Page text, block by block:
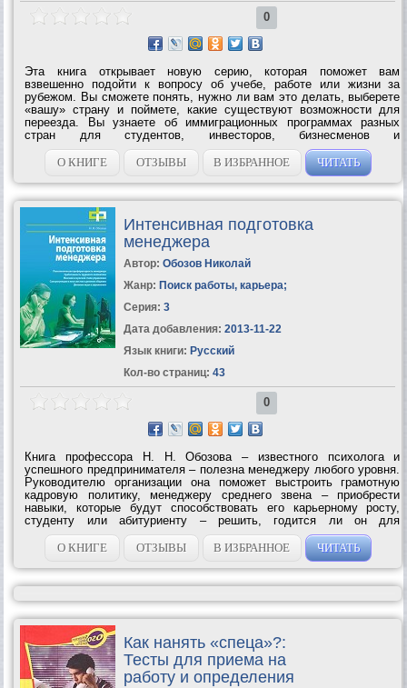
0
Эта книга открывает новую серию, которая поможет вам
взвешенно подойти к вопросу об учебе, работе или жизни за
рубежом. Вы сможете понять, нужно ли вам это делать, выберете
«вашу» страну и поймете, какие существуют возможности для
переезда. Вы узнаете об иммиграционных программах разных
стран для студентов, инвесторов, бизнесменов и
высококвалифицированных специалистов. И главное – сможете
составить подробный план действий. Книга...
О КНИГЕ ОТЗЫВЫ В ИЗБРАННОЕ ЧИТАТЬ
Интенсивная подготовка
менеджера
Автор: Обозов Николай
Жанр: Поиск работы, карьера;
Серия: 3
Дата добавления: 2013-11-22
Язык книги: Русский
Кол-во страниц: 43
0
Книга профессора Н. Н. Обозова – известного психолога и
успешного предпринимателя – полезна менеджеру любого уровня.
Руководителю организации она поможет выстроить грамотную
кадровую политику, менеджеру среднего звена – приобрести
навыки, которые будут способствовать его карьерному росту,
студенту или абитуриенту – решить, годится ли он для
руководящей работы, а психологу и кадровику даст возможность в
новом свете увидеть...
О КНИГЕ ОТЗЫВЫ В ИЗБРАННОЕ ЧИТАТЬ
Как нанять «спеца»?:
Тесты для приема на
работу и определения